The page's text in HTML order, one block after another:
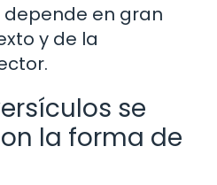
en gran
y de la
se
la forma de